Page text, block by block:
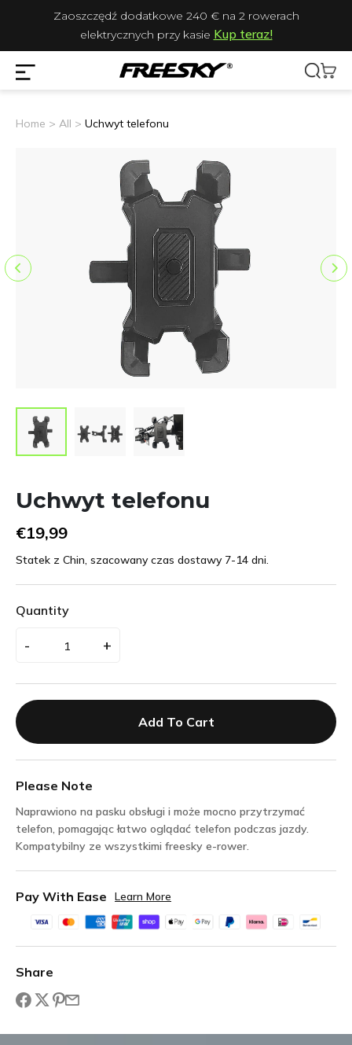
Zaoszczędź dodatkowe 240 € na 2 rowerach
elektrycznych przy kasie Kup teraz!
Home > All > Uchwyt telefonu
Uchwyt telefonu
€19,99
Statek z Chin, szacowany czas dostawy 7-14 dni.
Quantity
- +
Add To Cart
Please Note
Naprawiono na pasku obsługi i może mocno przytrzymać
telefon, pomagając łatwo oglądać telefon podczas jazdy.
Kompatybilny ze wszystkimi freesky e-rower.
Pay With Ease Learn More
Share